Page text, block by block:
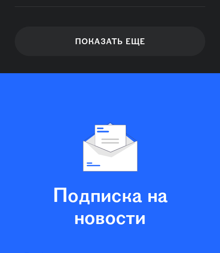
ПОКАЗАТЬ ЕЩЕ
Подписка на
новости